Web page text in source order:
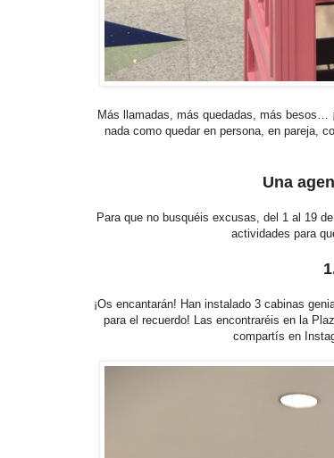
Más llamadas, más quedadas, más besos…
nada como quedar en persona, en pareja,
Una
Para que no busquéis excusas, del 1 al 19
actividades para
¡Os encantarán! Han instalado 3 cabinas
para el recuerdo! Las encontraréis en la
compartís en